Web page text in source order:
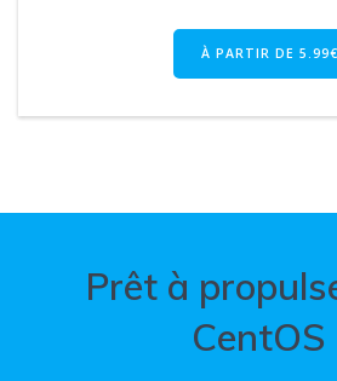
À PARTIR DE 5.99€
Prêt à
CentOS